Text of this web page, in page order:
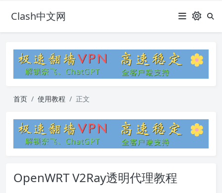
Clash中文网
首页 使用教程 正文
OpenWRT V2Ray透明代理教程